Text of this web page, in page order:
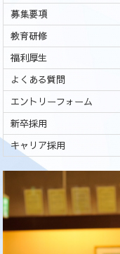
募集要項
教育研修
福利厚生
よくある質問
エントリーフォーム
新卒採用
キャリア採用